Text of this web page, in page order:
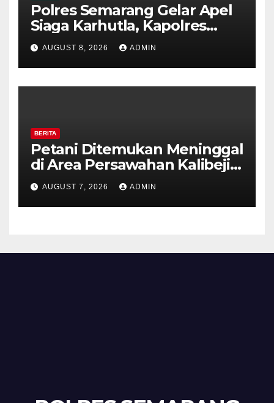
Polres Semarang Gelar Apel
Siaga Karhutla, Kapolres
Tekankan Sinergi dan
Kesiapsiagaan Hadapi Musim
Kemarau.
AUGUST 8, 2026 ADMIN
BERITA
Petani Ditemukan Meninggal
di Area Persawahan Kalibeji,
Polisi Pastikan Tidak Ada
Tanda Kekerasan
AUGUST 7, 2026 ADMIN